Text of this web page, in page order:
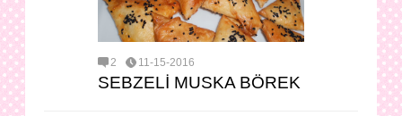
2 11-15-2016
SEBZELİ MUSKA BÖREK